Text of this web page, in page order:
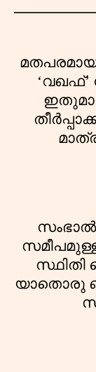
‘വഖഫ്’
സംഭാൽ
സ്ഥിതി
യാതൊരു